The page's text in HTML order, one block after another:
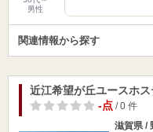
男性
関連情報から探す
近江希望が丘ユースホス
-点/ 0 件
滋賀県 /